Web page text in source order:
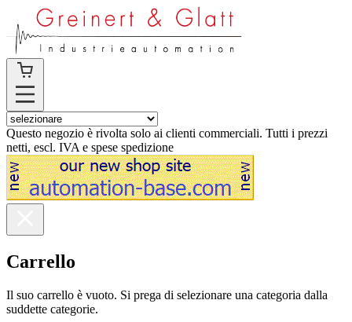
Questo negozio è rivolta solo ai clienti commerciali. Tutti i prezzi
netti, escl. IVA e spese spedizione
Carrello
Il suo carrello è vuoto. Si prega di selezionare una categoria dalla
suddette categorie.